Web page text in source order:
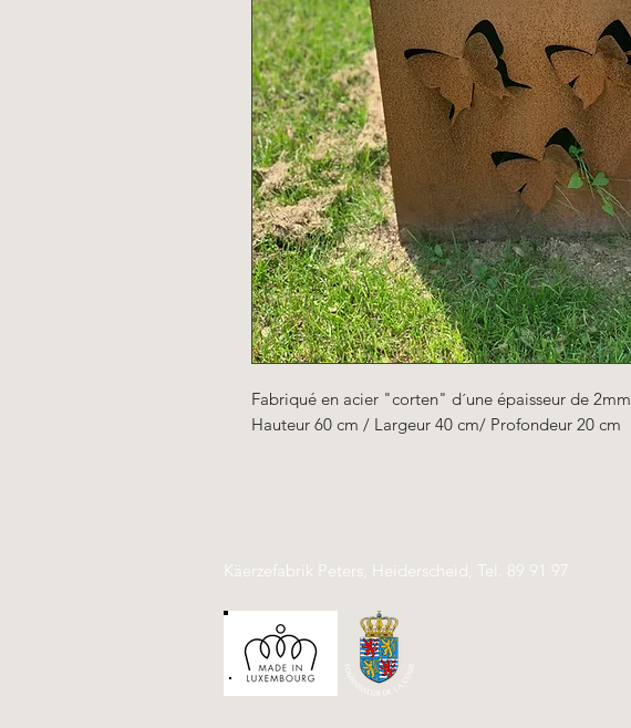
Fabriqué en acier "corten" d´une épaisseur de 2mm
Hauteur 60 cm / Largeur 40 cm/ Profondeur 20 cm
Käerzefabrik Peters, Heiderscheid, Tel. 89 91 97